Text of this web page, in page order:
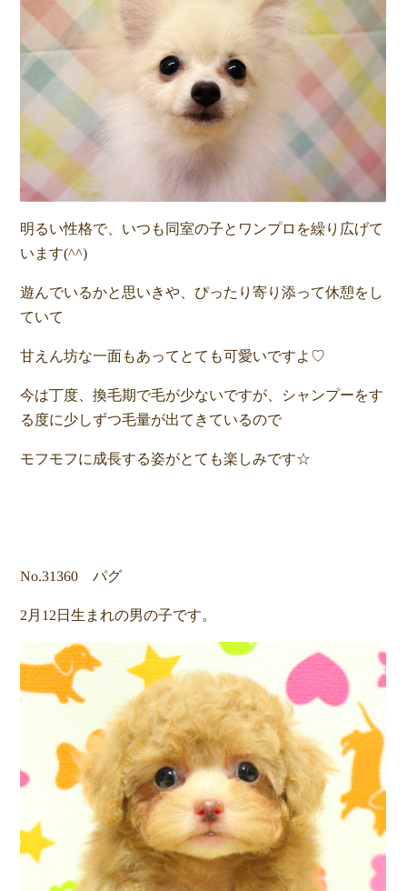
明るい性格で、いつも同室の子とワンプロを繰り広げて
います(^^)
遊んでいるかと思いきや、ぴったり寄り添って休憩をし
ていて
甘えん坊な一面もあってとても可愛いですよ♡
今は丁度、換毛期で毛が少ないですが、シャンプーをす
る度に少しずつ毛量が出てきているので
モフモフに成長する姿がとても楽しみです☆
No.31360 パグ
2月12日生まれの男の子です。